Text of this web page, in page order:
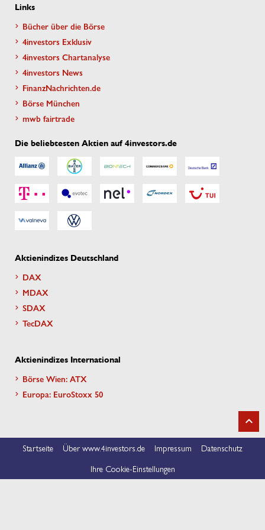
Links
Bücher über die Börse
4investors Exklusiv
4investors Chartanalyse
4investors News
FinanzNachrichten.de
Börse München
mwb fairtrade
Die beliebtesten Aktien auf 4investors.de
Aktienindizes Deutschland
DAX
MDAX
SDAX
TecDAX
Aktienindizes International
Börse Wien: ATX
Europa: EuroStoxx 50
Startseite Über www.4investors.de Impressum
Datenschutz
Ihre Cookie-Einstellungen